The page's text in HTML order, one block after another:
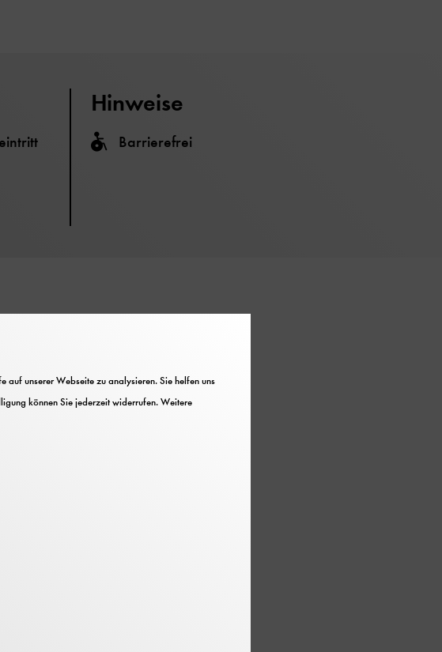
Hinweise
Barrierefrei
Prof. Martin Grambow
diese Technologie bereits die
die Lebensbedingungen von
wandeln Luftfeuchtigkeit in
auf unserer Webseite zu analysieren. Sie helfen uns
können Sie jederzeit widerrufen. Weitere